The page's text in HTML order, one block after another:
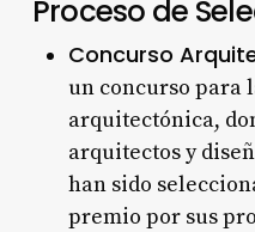
Proceso de
Concurso
un concurso para
arquitectónica,
arquitectos y
han sido
premio por sus